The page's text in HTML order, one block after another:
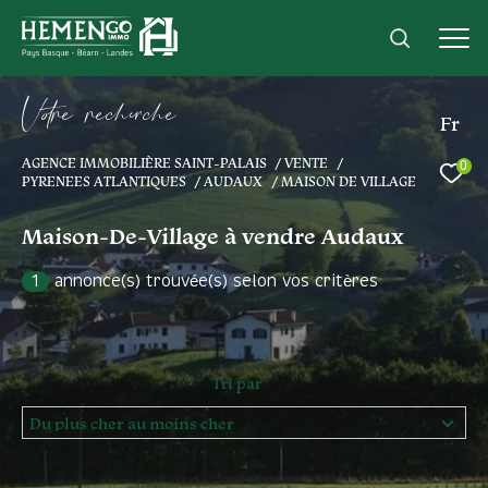
Fr
0
Vore recece
AGENCE IMMOBILIÈRE SAINT-PALAIS
VENTE
PYRENEES ATLANTIQUES
AUDAUX MAISON DE VILLAGE
Maison-De-Village à vendre Audaux
1 annonce(s) trouvée(s) selon vos critères
Tri par
Du plus cher au moins cher
Effectuer une recherche
et trouver le bien qui correspond à vos
critères
Type
d'offre
Acheter
Type
bien